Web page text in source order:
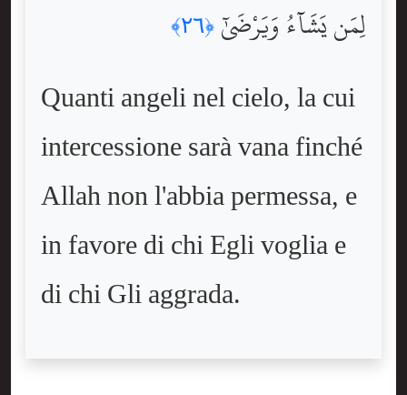
لِمَن يَشَآءُ وَيَرْضَىٰٓ ﴿٢٦﴾
Quanti angeli nel cielo, la cui
intercessione sarà vana finché
Allah non l'abbia permessa, e
in favore di chi Egli voglia e
di chi Gli aggrada.